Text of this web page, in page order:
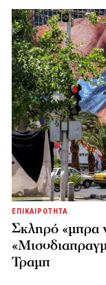
ΕΠΙΚΑΙΡΟΤΗΤΑ
Σκληρό «μπρα
Τραμπ